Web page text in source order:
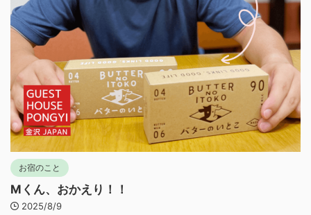
お宿のこと
Mくん、おかえり！！
2025/8/9